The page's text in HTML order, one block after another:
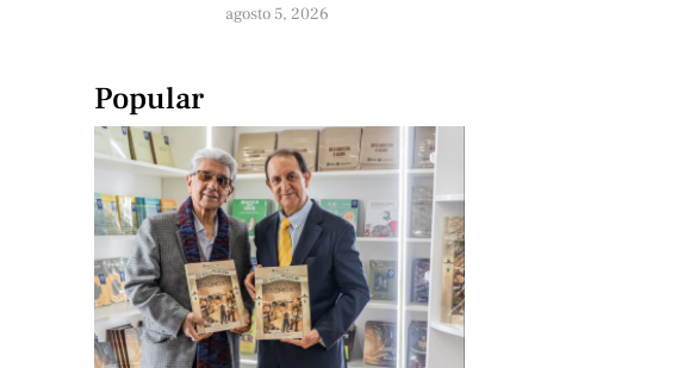
agosto 5, 2026
Popular